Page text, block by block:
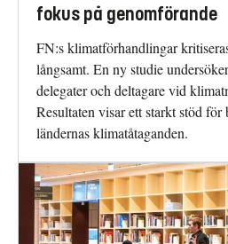
fokus på genomförande
FN:s klimatförhandlingar
långsamt. En ny studie
delegater och deltagare vid
Resultaten visar ett starkt stöd
ländernas klimatåtaganden.